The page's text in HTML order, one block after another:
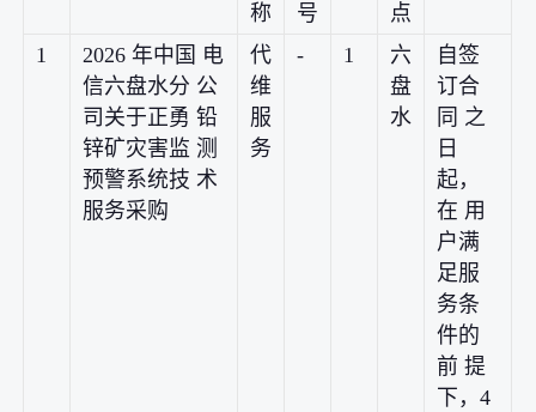
称
号
点
1
2026 年中国 电
信六盘水分 公
司关于正勇 铅
锌矿灾害监 测
预警系统技 术
服务采购
代
维
服
务
- 1
六
盘
水
自签
订合
同 之
日
起，
在 用
户满
足服
务条
件的
前 提
下，4